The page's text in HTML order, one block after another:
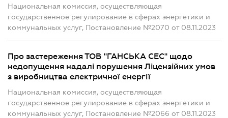
Национальная комиссия, осуществляющая
государственное регулирование в сферах энергетики и
коммунальных услуг, Постановление №2070 от 08.11.2023
Про застереження ТОВ "ГАНСЬКА СЕС" щодо
недопущення надалі порушення Ліцензійних умов
з виробництва електричної енергії
Национальная комиссия, осуществляющая
государственное регулирование в сферах энергетики и
коммунальных услуг, Постановление №2066 от 08.11.2023